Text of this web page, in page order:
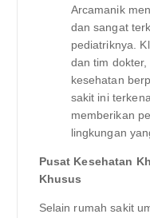
Arcamanik
dan sangat
pediatriknya.
dan tim
kesehatan
sakit ini
memberikan
lingkungan
Pusat Kesehatan
Khusus
Selain rumah sakit